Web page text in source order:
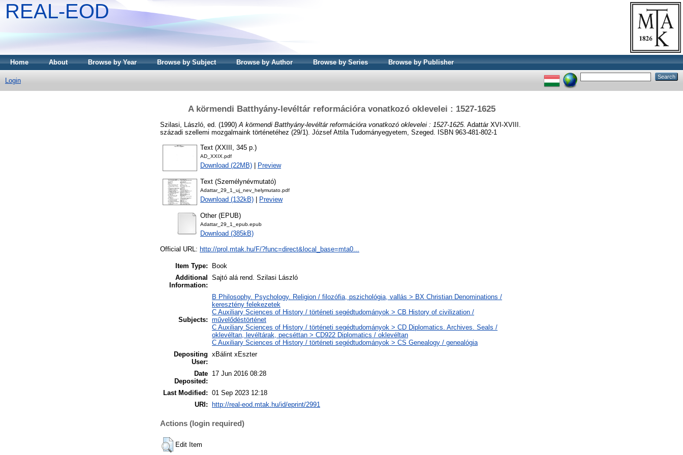
REAL-EOD
Home About Browse by Year Browse by Subject Browse by Author Browse by Series Browse by Publisher
Login
A körmendi Batthyány-levéltár reformációra vonatkozó oklevelei : 1527-1625
Szilasi, László , ed. (1990) A körmendi Batthyány-levéltár reformációra vonatkozó oklevelei : 1527-1625. Adattár XVI-XVIII.
századi szellemi mozgalmaink történetéhez (29/1). József Attila Tudományegyetem, Szeged. ISBN 963-481-802-1
Text (XXIII, 345 p.)
AD_XXIX.pdf
Download (22MB) Preview
Text (Személynévmutató)
Adattar_29_1_uj_nev_helymutato.pdf
Download (132kB) Preview
Other (EPUB)
Adattar_29_1_epub.epub
Download (385kB)
Official URL: http://prol.mtak.hu/F/?func=direct&local_base=mta0...
Item Type:
Book
Additional
Information:
Sajtó alá rend. Szilasi László
Subjects:
B Philosophy. Psychology. Religion / filozófia, pszichológia, vallás > BX Christian Denominations /
keresztény felekezetek
C Auxiliary Sciences of History / történeti segédtudományok > CB History of civilization /
művelődéstörténet
C Auxiliary Sciences of History / történeti segédtudományok > CD Diplomatics. Archives. Seals /
oklevéltan, levéltárak, pecséttan > CD922 Diplomatics / oklevéltan
C Auxiliary Sciences of History / történeti segédtudományok > CS Genealogy / genealógia
Depositing
User:
xBálint xEszter
Date
Deposited:
17 Jun 2016 08:28
Last Modified: 01 Sep 2023 12:18
URI:
http://real-eod.mtak.hu/id/eprint/2991
Actions (login required)
Edit Item